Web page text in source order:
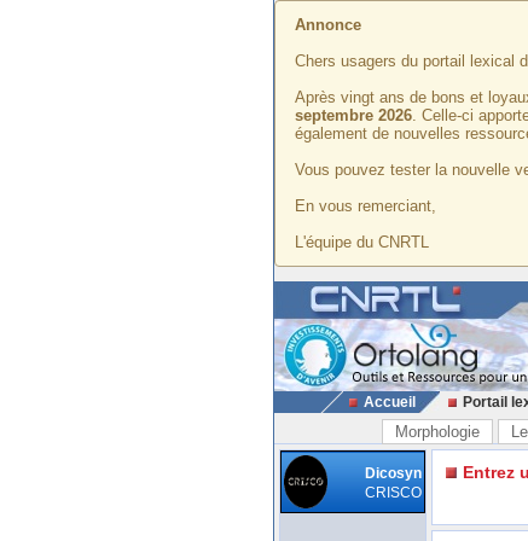
Annonce
Chers usagers du portail lexical
Après vingt ans de bons et
septembre 2026. Celle-ci
également de nouvelles
Vous pouvez tester la nouvelle
En vous remerciant,
L'équipe du CNRTL
Accueil Portail
Morphologie
Dicosyn
CRISCO
Entrez